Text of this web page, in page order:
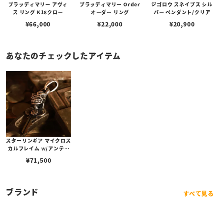
ブラッディマリー アヴィ
ス リング K18クロー
¥66,000
ブラッディマリー Order
オーダー リング
¥22,000
ジゴロウ スネイプス シル
バー ペンダント/クリア
¥20,900
あなたのチェックしたアイテム
スターリンギア マイクロス
カルフレイム w/アンティ
¥71,500
ブランド すべて見る